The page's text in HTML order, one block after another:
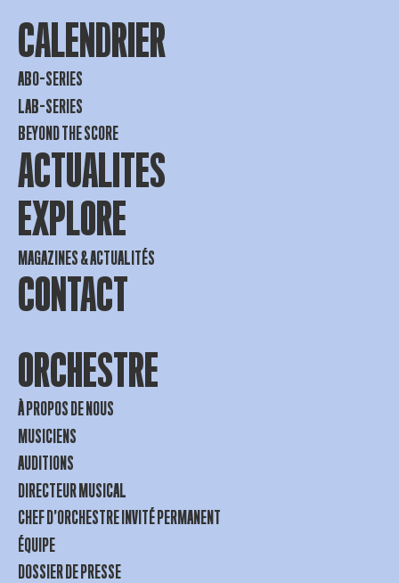
CALENDRIER
ABO-SERIES
LAB-SERIES
BEYOND THE SCORE
ACTUALITES
EXPLORE
MAGAZINES & ACTUALITÉS
CONTACT
ORCHESTRE
À PROPOS DE NOUS
MUSICIENS
AUDITIONS
DIRECTEUR MUSICAL
CHEF D’ORCHESTRE INVITÉ PERMANENT
ÉQUIPE
DOSSIER DE PRESSE